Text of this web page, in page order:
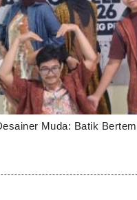
Muda: Batik